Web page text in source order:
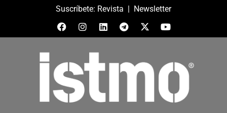
Suscríbete: Revista | Newsletter